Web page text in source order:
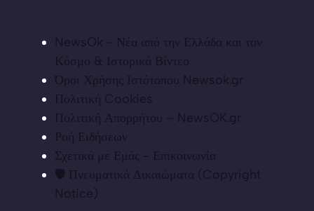
NewsOk - Νέα από την Ελλάδα και τον
Κόσμο & Ιστορικά Βίντεο
Όροι Χρήσης Ιστότοπου Newsok.gr
Πολιτική Cookies
Πολιτική Απορρήτου – NewsOK.gr
Ροή Ειδήσεων
Σχετικά με Εμάς - Επικοινωνία
🛡️ Πνευματικά Δικαιώματα (Copyright
Notice)